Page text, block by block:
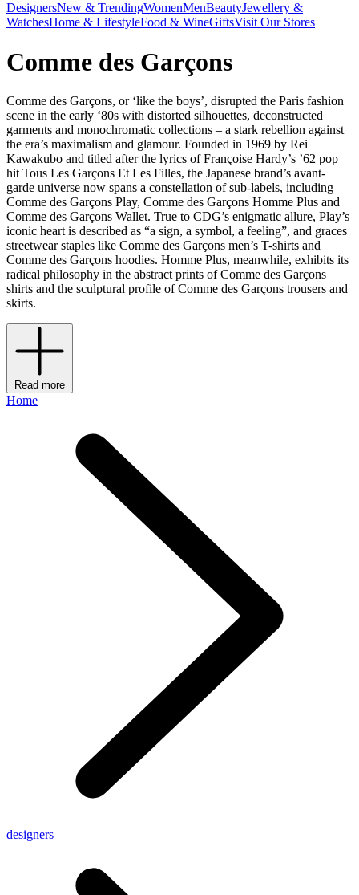
DesignersNew & TrendingWomenMenBeautyJewellery &
WatchesHome & LifestyleFood & WineGiftsVisit Our Stores
Comme des Garçons
Comme des Garçons, or ‘like the boys’, disrupted the Paris fashion
scene in the early ‘80s with distorted silhouettes, deconstructed
garments and monochromatic collections – a stark rebellion against
the era’s maximalism and glamour. Founded in 1969 by Rei
Kawakubo and titled after the lyrics of Françoise Hardy’s ’62 pop
hit Tous Les Garçons Et Les Filles, the Japanese brand’s avant-
garde universe now spans a constellation of sub-labels, including
Comme des Garçons Play, Comme des Garçons Homme Plus and
Comme des Garçons Wallet. True to CDG’s enigmatic allure, Play’s
iconic heart is described as “a sign, a symbol, a feeling”, and graces
streetwear staples like Comme des Garçons men’s T-shirts and
Comme des Garçons hoodies. Homme Plus, meanwhile, exhibits its
radical philosophy in the abstract prints of Comme des Garçons
shirts and the sculptural profile of Comme des Garçons trousers and
skirts.
Read more
Home
designers